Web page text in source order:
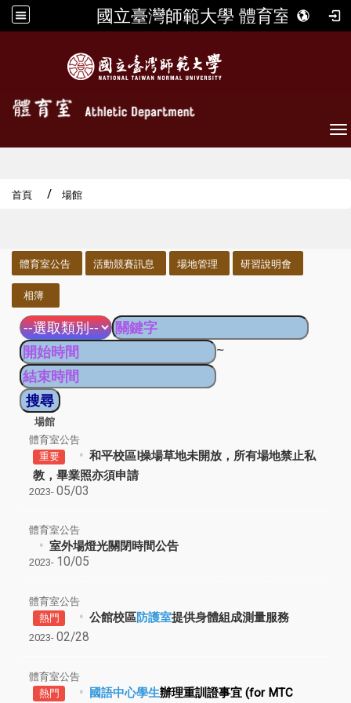
國立臺灣師範大學 體育室
首頁 場館
體育室公告 活動競賽訊息 場地管理 研習說明會
相簿
~
場館
體育室公告
重要
和平校區I操場草地未開放，所有場地禁止私
教，畢業照亦須申請
2023- 05/03
體育室公告
室外場燈光關閉時間公告
2023- 10/05
體育室公告
熱門
公館校區防護室提供身體組成測量服務
2023- 02/28
體育室公告
熱門
國語中心學生辦理重訓證事宜(for MTC